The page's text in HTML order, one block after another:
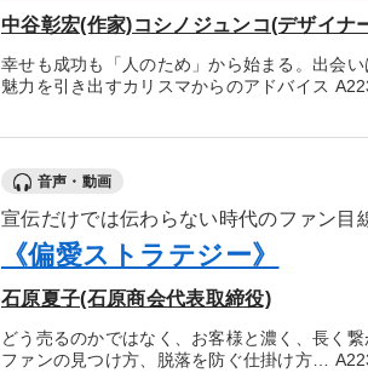
中谷彰宏(作家)コシノジュンコ(デザイナ
幸せも成功も「人のため」から始まる。出会
魅力を引き出すカリスマからのアドバイス
音声・動画
宣伝だけでは伝わらない時代のファン目
《偏愛ストラテジー》
石原夏子(石原商会代表取締役)
どう売るのかではなく、お客様と濃く、長く
ファンの見つけ方、脱落を防ぐ仕掛け方…